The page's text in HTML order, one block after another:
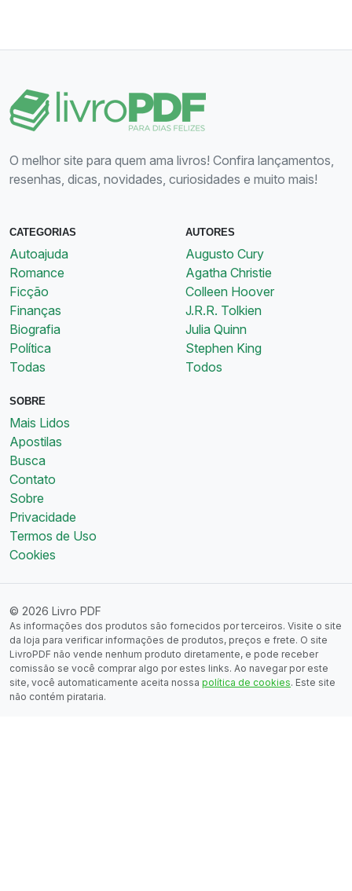
O melhor site para quem ama livros! Confira lançamentos,
resenhas, dicas, novidades, curiosidades e muito mais!
CATEGORIAS
Autoajuda
Romance
Ficção
Finanças
Biografia
Política
Todas
AUTORES
Augusto Cury
Agatha Christie
Colleen Hoover
J.R.R. Tolkien
Julia Quinn
Stephen King
Todos
SOBRE
Mais Lidos
Apostilas
Busca
Contato
Sobre
Privacidade
Termos de Uso
Cookies
© 2026 Livro PDF
As informações dos produtos são fornecidos por terceiros. Visite o site
da loja para verificar informações de produtos, preços e frete. O site
LivroPDF não vende nenhum produto diretamente, e pode receber
comissão se você comprar algo por estes links. Ao navegar por este
site, você automaticamente aceita nossa política de cookies. Este site
não contém pirataria.